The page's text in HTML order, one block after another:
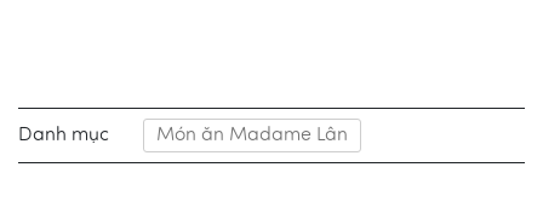
Danh mục Món ăn Madame Lân